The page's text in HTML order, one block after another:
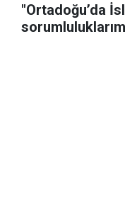
"Ortadoğu’da